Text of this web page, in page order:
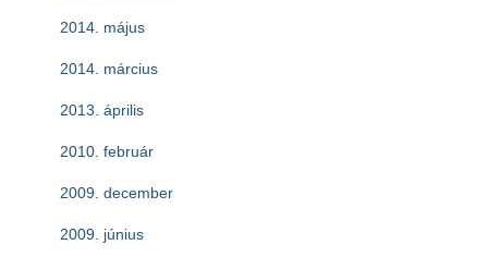
2014. május
2014. március
2013. április
2010. február
2009. december
2009. június